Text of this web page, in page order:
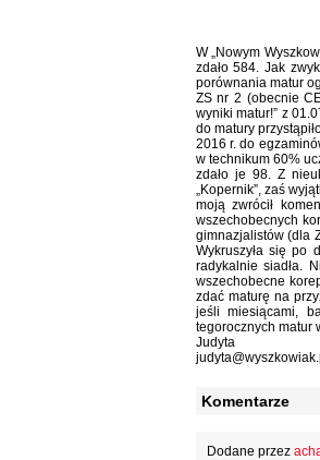
W „Nowym
zdało 584. Jak
porównania matur
ZS nr 2 (obecnie
wyniki matur!” z
do matury
2016 r. do
w technikum 60%
zdało je 98. Z
„Kopernik”, zaś
moją zwrócił
wszechobecnych
gimnazjalistów (dla
Wykruszyła się po
radykalnie siadła.
wszechobecne
zdać maturę na
jeśli miesiącami,
tegorocznych matur
Judyta
Komentarze
Dodane przez